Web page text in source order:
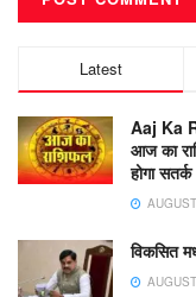
Latest
Aaj Ka
आज का
होगा सतर्क
विकसित